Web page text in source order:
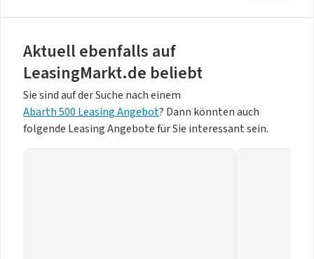
Aktuell ebenfalls auf
LeasingMarkt.de beliebt
Sie sind auf der Suche nach einem
Abarth 500 Leasing Angebot? Dann könnten auch
folgende Leasing Angebote für Sie interessant sein.